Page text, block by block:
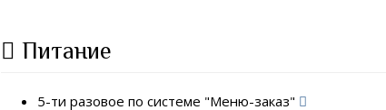
Питание
5-ти разовое по системе "Меню-заказ"